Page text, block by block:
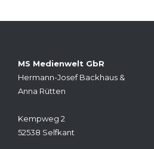
MS Medienwelt GbR
Hermann-Josef Backhaus &
Anna Rütten
Kempweg 2
52538 Selfkant